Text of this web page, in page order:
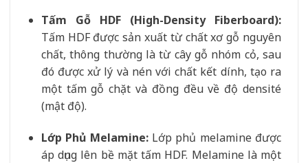
Tấm Gỗ HDF (High-Density Fiberboard):
Tấm HDF được sản xuất từ chất xơ gỗ nguyên
chất, thông thường là từ cây gỗ nhóm cỏ, sau
đó được xử lý và nén với chất kết dính, tạo ra
một tấm gỗ chặt và đồng đều về độ densité
(mật độ).
Lớp Phủ Melamine: Lớp phủ melamine được
áp dụng lên bề mặt tấm HDF. Melamine là một